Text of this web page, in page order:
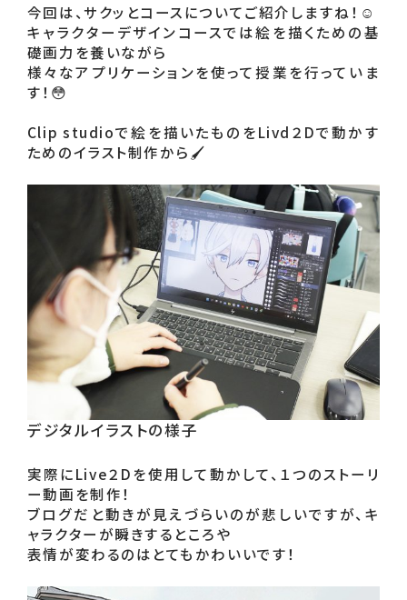
今回は、サクッとコースについてご紹介しますね！☺
キャラクターデザインコースでは絵を描くための基
礎画力を養いながら
様々なアプリケーションを使って授業を行っていま
す！😳
Clip studioで絵を描いたものをLivd２Dで動かす
ためのイラスト制作から🖌
デジタルイラストの様子
実際にLive２Dを使用して動かして、１つのストーリ
ー動画を制作！
ブログだと動きが見えづらいのが悲しいですが、キ
ャラクターが瞬きするところや
表情が変わるのはとてもかわいいです！